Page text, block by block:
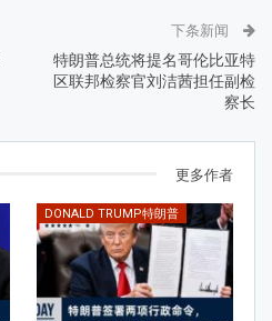
下条新闻
特朗普总统将提名哥伦比亚特
区联邦检察官刘洁茜担任副检
察长
更多作者
DONALD TRUMP特朗普